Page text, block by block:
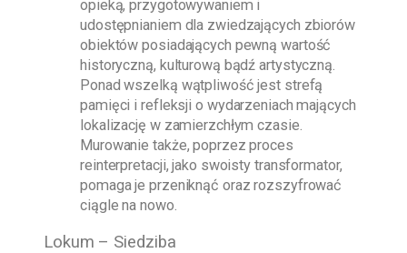
opieką, przygotowywaniem i
udostępnianiem dla zwiedzających zbiorów
obiektów posiadających pewną wartość
historyczną, kulturową bądź artystyczną.
Ponad wszelką wątpliwość jest strefą
pamięci i refleksji o wydarzeniach mających
lokalizację w zamierzchłym czasie.
Murowanie także, poprzez proces
reinterpretacji, jako swoisty transformator,
pomaga je przeniknąć oraz rozszyfrować
ciągle na nowo.
Lokum – Siedziba